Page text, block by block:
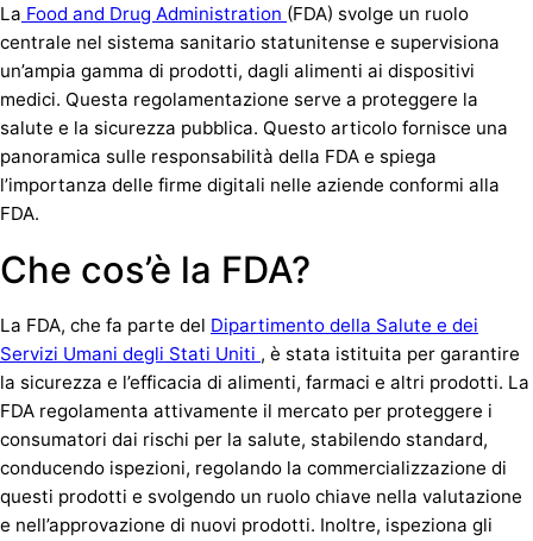
La Food and Drug Administration (FDA) svolge un ruolo
centrale nel sistema sanitario statunitense e supervisiona
un’ampia gamma di prodotti, dagli alimenti ai dispositivi
medici. Questa regolamentazione serve a proteggere la
salute e la sicurezza pubblica. Questo articolo fornisce una
panoramica sulle responsabilità della FDA e spiega
l’importanza delle firme digitali nelle aziende conformi alla
FDA.
Che cos’è la FDA?
La FDA, che fa parte del Dipartimento della Salute e dei
Servizi Umani degli Stati Uniti , è stata istituita per garantire
la sicurezza e l’efficacia di alimenti, farmaci e altri prodotti. La
FDA regolamenta attivamente il mercato per proteggere i
consumatori dai rischi per la salute, stabilendo standard,
conducendo ispezioni, regolando la commercializzazione di
questi prodotti e svolgendo un ruolo chiave nella valutazione
e nell’approvazione di nuovi prodotti. Inoltre, ispeziona gli